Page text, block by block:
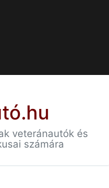
veteránautók és
számára